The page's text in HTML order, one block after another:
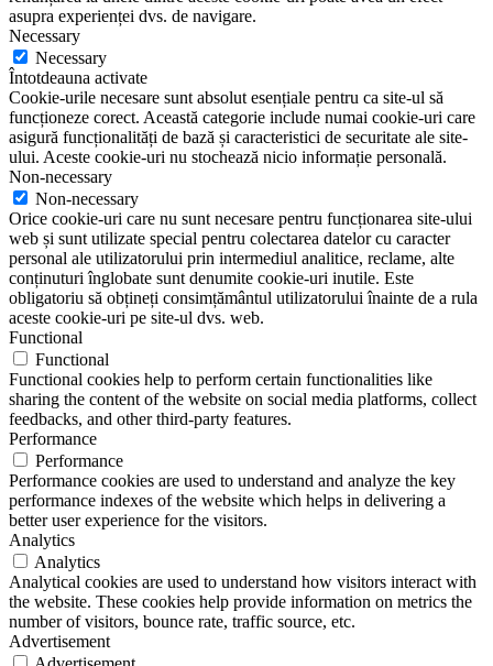
asupra experienței dvs. de navigare.
Necessary
Necessary
Întotdeauna activate
Cookie-urile necesare sunt absolut esențiale pentru ca site-ul să
funcționeze corect. Această categorie include numai cookie-uri care
asigură funcționalități de bază și caracteristici de securitate ale site-
ului. Aceste cookie-uri nu stochează nicio informație personală.
Non-necessary
Non-necessary
Orice cookie-uri care nu sunt necesare pentru funcționarea site-ului
web și sunt utilizate special pentru colectarea datelor cu caracter
personal ale utilizatorului prin intermediul analitice, reclame, alte
conținuturi înglobate sunt denumite cookie-uri inutile. Este
obligatoriu să obțineți consimțământul utilizatorului înainte de a rula
aceste cookie-uri pe site-ul dvs. web.
Functional
Functional
Functional cookies help to perform certain functionalities like
sharing the content of the website on social media platforms, collect
feedbacks, and other third-party features.
Performance
Performance
Performance cookies are used to understand and analyze the key
performance indexes of the website which helps in delivering a
better user experience for the visitors.
Analytics
Analytics
Analytical cookies are used to understand how visitors interact with
the website. These cookies help provide information on metrics the
number of visitors, bounce rate, traffic source, etc.
Advertisement